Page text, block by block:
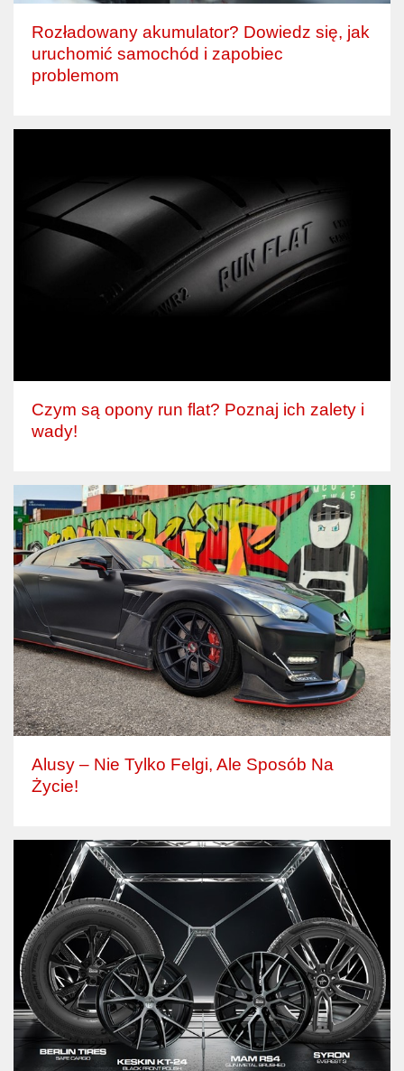
Rozładowany akumulator? Dowiedz się, jak
uruchomić samochód i zapobiec
problemom
Czym są opony run flat? Poznaj ich zalety i
wady!
Alusy – Nie Tylko Felgi, Ale Sposób Na
Życie!